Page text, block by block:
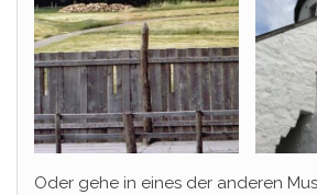
Oder gehe in eines der anderen